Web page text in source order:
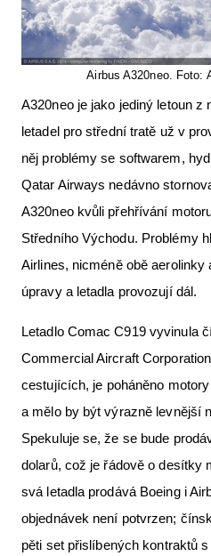
Airbus A320neo. Foto:
A320neo je jako jediný letoun z
letadel pro střední tratě už v
něj problémy se softwarem,
Qatar Airways nedávno
A320neo kvůli přehřívání
Středního Východu. Problémy
Airlines, nicméně obě aerolinky
úpravy a letadla provozují dál.
Letadlo Comac C919 vyvinula
Commercial Aircraft
cestujících, je poháněno
a mělo by být výrazně levnější
Spekuluje se, že se bude
dolarů, což je řádově o desítky
svá letadla prodává Boeing i
objednávek není potvrzen;
pěti set přislíbených kontraktů